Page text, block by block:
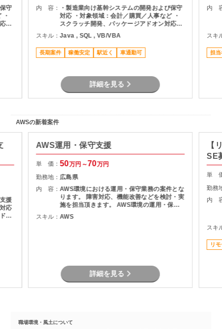
守
・
・
内 容：
・製造業向け基幹システムの開発および保守
対応 ・対象領域：会計／購買／人事など ・
スクラッチ開発、パッケージアドオン対応・
・要件定義～開発、検証工程まで一貫して担
当 ・ユーザーからの問い合わせ対応
スキル：Java , SQL , VB/VBA
長期案件 稼働安定 駅近く 車通勤可
詳細を見る
内
スキ
担当
AWSの新着案件
援
応
キ
AWS運用・保守支援
単 価：50万円～70万円
勤務地： 広島県
内 容：AWS環境における運用・保守業務の案件とな
ります。 障害対応、機能改善などを検討・実
施を担当頂きます。 AWS環境の運用・保守
障害調査 マニュアル作成
スキル：AWS
詳細を見る
【
SE
単
勤務
内
スキ
リ
職場環境・風土について